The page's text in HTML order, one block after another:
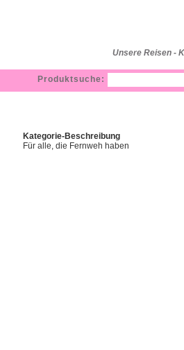
Unsere Reisen -
Kategorie-Beschreibung
Für alle, die Fernweh haben
Produktsuche: